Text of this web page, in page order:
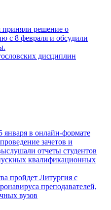
приняли решение о
с 8 февраля и обсудили
дисциплин
января в онлайн-формате
зачетов и
отчеты студентов
квалификационных
пройдет Литургия с
преподавателей,
вузов